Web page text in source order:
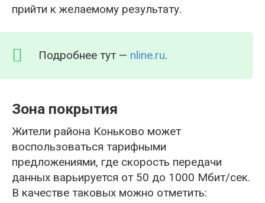
прийти к желаемому результату.
Подробнее тут — nline.ru.
Зона покрытия
Жители района Коньково может
воспользоваться тарифными
предложениями, где скорость передачи
данных варьируется от 50 до 1000 Мбит/сек.
В качестве таковых можно отметить: